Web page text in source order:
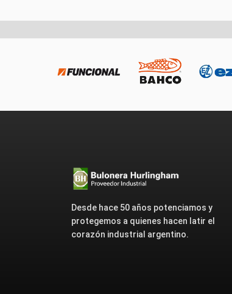
Desde hace 50 años potenciamos y
protegemos a quienes hacen latir el
corazón industrial argentino.